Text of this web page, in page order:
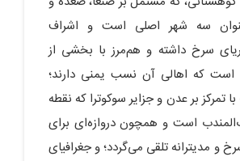
سه شهر اصلی است و اشراف
سرخ داشته و هم‌مرز با بخشی از
است که اهالی آن نسب یمنی دارند؛
تمرکز بر عدن و جزایر سوکوترا که نقطه
است و همچون دروازه‌ای برای
و مدیترانه تلقی می‌گردد؛ و جغرافیای